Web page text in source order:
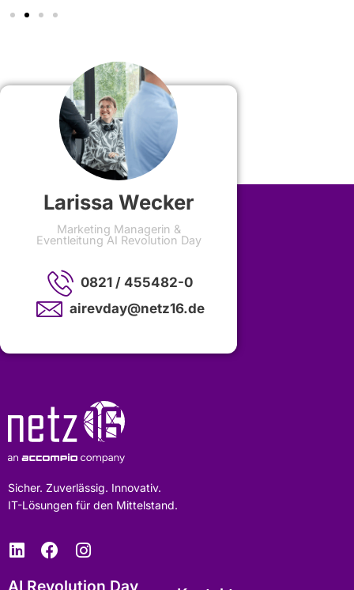
Larissa Wecker
Marketing Managerin &
Eventleitung AI Revolution Day
0821 / 455482-0
airevday@netz16.de
Sicher. Zuverlässig. Innovativ.
IT-Lösungen für den Mittelstand.
AI Revolution Day